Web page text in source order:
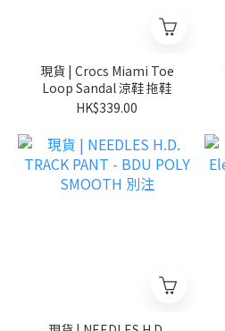
現貨 | Crocs Miami Toe
Loop Sandal 涼鞋 拖鞋
HK$339.00